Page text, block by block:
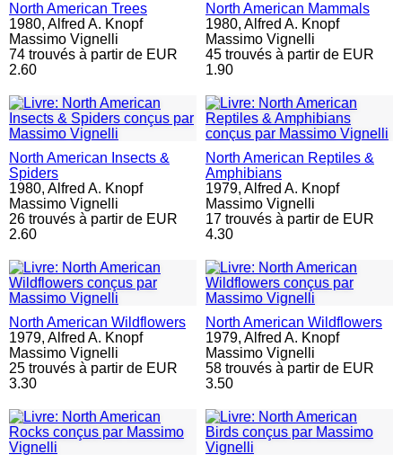
North American Trees
1980, Alfred A. Knopf
Massimo Vignelli
74 trouvés à partir de EUR
2.60
North American Mammals
1980, Alfred A. Knopf
Massimo Vignelli
45 trouvés à partir de EUR
1.90
North American Insects &
Spiders
1980, Alfred A. Knopf
Massimo Vignelli
26 trouvés à partir de EUR
2.60
North American Reptiles &
Amphibians
1979, Alfred A. Knopf
Massimo Vignelli
17 trouvés à partir de EUR
4.30
North American Wildflowers
1979, Alfred A. Knopf
Massimo Vignelli
25 trouvés à partir de EUR
3.30
North American Wildflowers
1979, Alfred A. Knopf
Massimo Vignelli
58 trouvés à partir de EUR
3.50